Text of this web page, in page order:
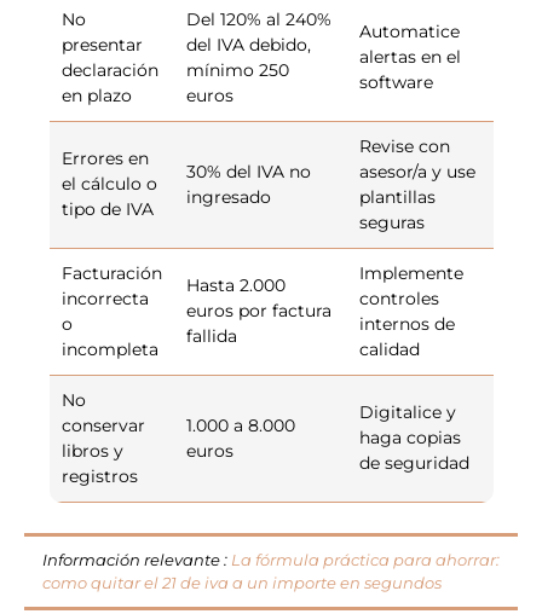
No
presentar
declaración
en plazo
Del 120% al 240%
del IVA debido,
mínimo 250
euros
Automatice
alertas en el
software
Errores en
el cálculo o
tipo de IVA
30% del IVA no
ingresado
Revise con
asesor/a y use
plantillas
seguras
Facturación
incorrecta
o
incompleta
Hasta 2.000
euros por factura
fallida
Implemente
controles
internos de
calidad
No
conservar
libros y
registros
1.000 a 8.000
euros
Digitalice y
haga copias
de seguridad
Información relevante : La fórmula práctica para ahorrar:
como quitar el 21 de iva a un importe en segundos